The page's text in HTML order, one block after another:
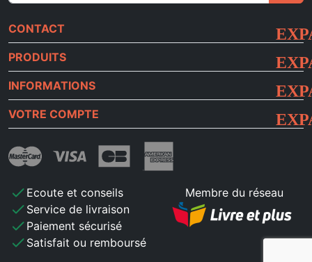
CONTACT
PRODUITS
INFORMATIONS
VOTRE COMPTE
check Ecoute et conseils
check Service de livraison
check Paiement sécurisé
check Satisfait ou remboursé
Membre du réseau